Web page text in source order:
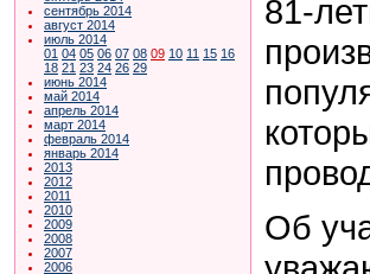
сентябрь 2014
август 2014
июль 2014
01 04 05 06 07 08 09 10 11 15 16
18 21 23 24 26 29
июнь 2014
май 2014
апрель 2014
март 2014
февраль 2014
январь 2014
2013
2012
2011
2010
2009
2008
2007
2006
81-
Об